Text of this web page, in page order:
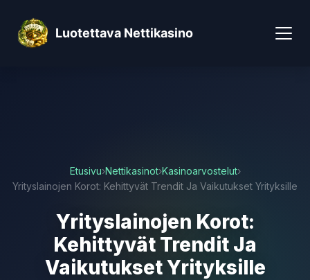
Luotettava Nettikasino
Etusivu›Nettikasinot›Kasinoarvostelut›
Yrityslainojen Korot: Kehittyvät Trendit Ja Vaikutukset Yrityksille
Yrityslainojen Korot:
Kehittyvät Trendit Ja
Vaikutukset Yrityksille